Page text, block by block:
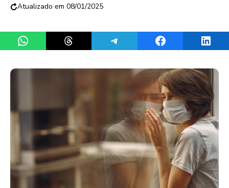
08/01/2025
Share on WhatsAppShare on ThreadsShare on TelegramShare on Facebook